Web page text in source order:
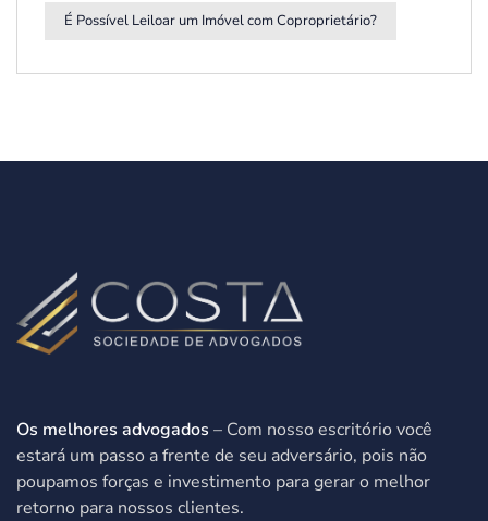
É Possível Leiloar um Imóvel com Coproprietário?
Os melhores advogados – Com nosso escritório você
estará um passo a frente de seu adversário, pois não
poupamos forças e investimento para gerar o melhor
retorno para nossos clientes.